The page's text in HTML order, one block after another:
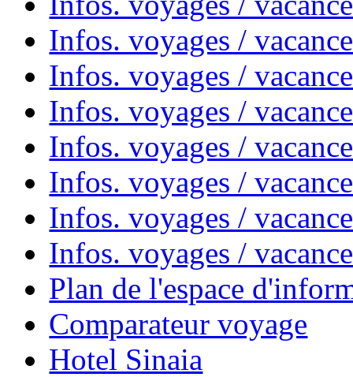
Infos. voyages /
Infos. voyages /
Infos. voyages /
Infos. voyages /
Infos. voyages /
Infos. voyages /
Infos. voyages /
Plan de l'espace
Comparateur voyage
Hotel Sinaia